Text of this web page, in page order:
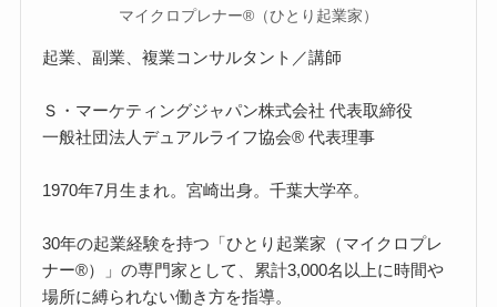
マイクロプレナー®（ひとり起業家）
起業、副業、複業コンサルタント／講師
Ｓ・マーケティングジャパン株式会社 代表取締役
一般社団法人デュアルライフ協会® 代表理事
1970年7月生まれ。宮崎出身。千葉大学卒。
30年の起業経験を持つ「ひとり起業家（マイクロプレ
ナー®）」の専門家として、累計3,000名以上に時間や
場所に縛られない働き方を指導。